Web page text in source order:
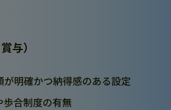
与）
明確かつ納得感のある設定
歩合制度の有無